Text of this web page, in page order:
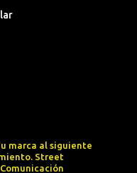
marca al siguiente
Street
Comunicación